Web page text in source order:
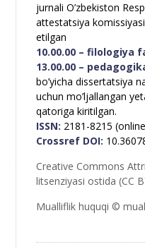
jurnali O’zbekiston
attestatsiya
etilgan
10.00.00 – filologiya
13.00.00 –
bo’yicha dissertatsiya
uchun mo’ljallangan
qatoriga kiritilgan.
ISSN: 2181-8215
Crossref DOI:
Creative Commons
litsenziyasi ostida (CC
Mualliflik huquqi ©